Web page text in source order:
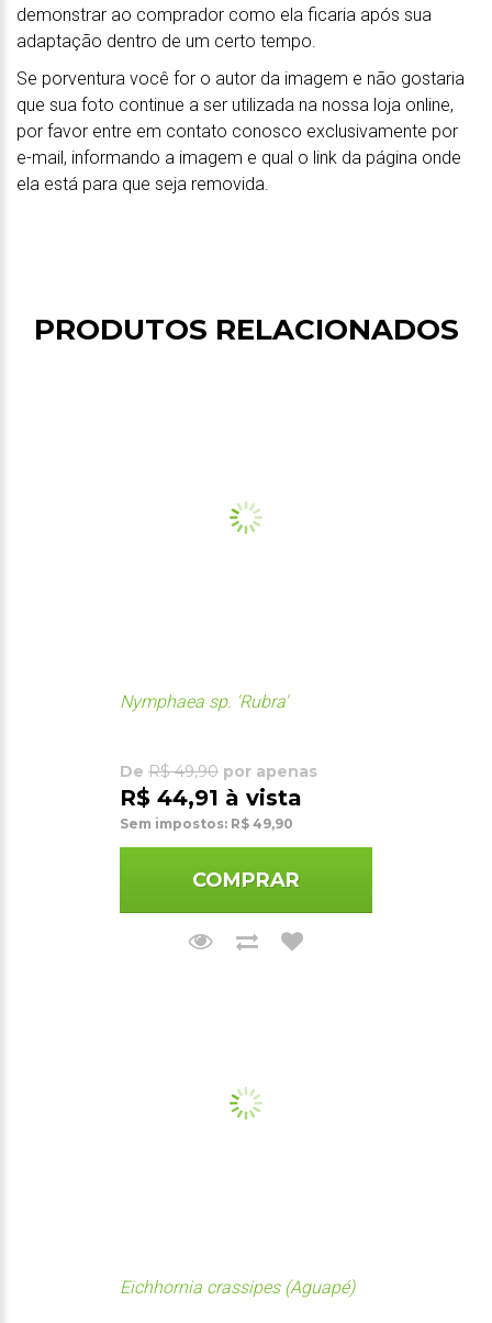
demonstrar ao comprador como ela ficaria após sua
adaptação dentro de um certo tempo.
Se porventura você for o autor da imagem e não gostaria
que sua foto continue a ser utilizada na nossa loja online,
por favor entre em contato conosco exclusivamente por
e-mail, informando a imagem e qual o link da página onde
ela está para que seja removida.
PRODUTOS RELACIONADOS
Nymphaea sp. 'Rubra'
De R$ 49,90 por apenas
R$ 44,91 à vista
Sem impostos: R$ 49,90
COMPRAR
Eichhornia crassipes (Aguapé)